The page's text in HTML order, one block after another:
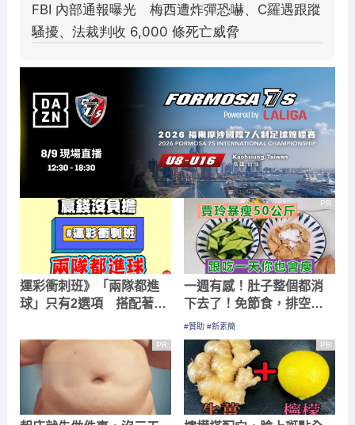
運彩衝刺班》「兩隊都進
球」只有2選項 搭配著玩
PR
一週有感！肚子整個都消
下去了！免節食，排空順
暢就夠
#贊助 #新素簡
PR PR